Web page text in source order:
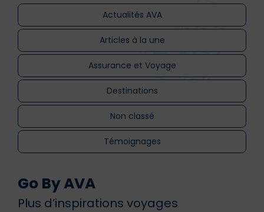
Actualités AVA
Articles à la une
Assurance et Voyage
Destinations
Non classé
Témoignages
Go By AVA
Plus d’inspirations voyages